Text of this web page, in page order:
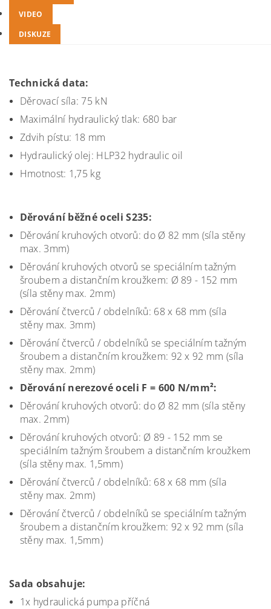
VIDEO
DISKUZE
Technická data:
Děrovací síla: 75 kN
Maximální hydraulický tlak: 680 bar
Zdvih pístu: 18 mm
Hydraulický olej: HLP32 hydraulic oil
Hmotnost: 1,75 kg
Děrování běžné oceli S235:
Děrování kruhových otvorů: do Ø 82 mm (síla stěny
max. 3mm)
Děrování kruhových otvorů se speciálním tažným
šroubem a distančním kroužkem: Ø 89 - 152 mm
(síla stěny max. 2mm)
Děrování čtverců / obdelníků: 68 x 68 mm (síla
stěny max. 3mm)
Děrování čtverců / obdelníků se speciálním tažným
šroubem a distančním kroužkem: 92 x 92 mm (síla
stěny max. 2mm)
Děrování nerezové oceli F = 600 N/mm²:
Děrování kruhových otvorů: do Ø 82 mm (síla stěny
max. 2mm)
Děrování kruhových otvorů: Ø 89 - 152 mm se
speciálním tažným šroubem a distančním kroužkem
(síla stěny max. 1,5mm)
Děrování čtverců / obdelníků: 68 x 68 mm (síla
stěny max. 2mm)
Děrování čtverců / obdelníků se speciálním tažným
šroubem a distančním kroužkem: 92 x 92 mm (síla
stěny max. 1,5mm)
Sada obsahuje:
1x hydraulická pumpa příčná